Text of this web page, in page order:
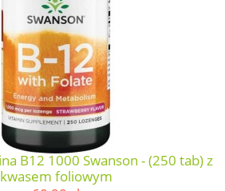
B12 1000 Swanson - (250 tab) z
kwasem foliowym